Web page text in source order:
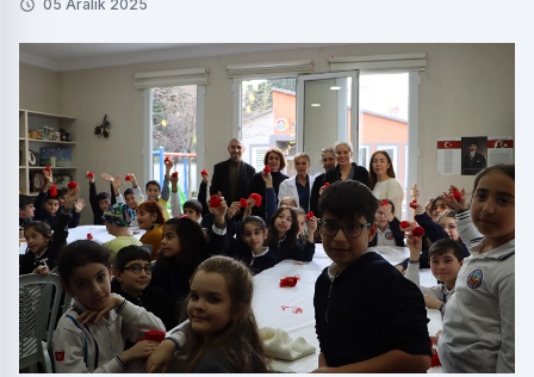
05 Aralık 2025